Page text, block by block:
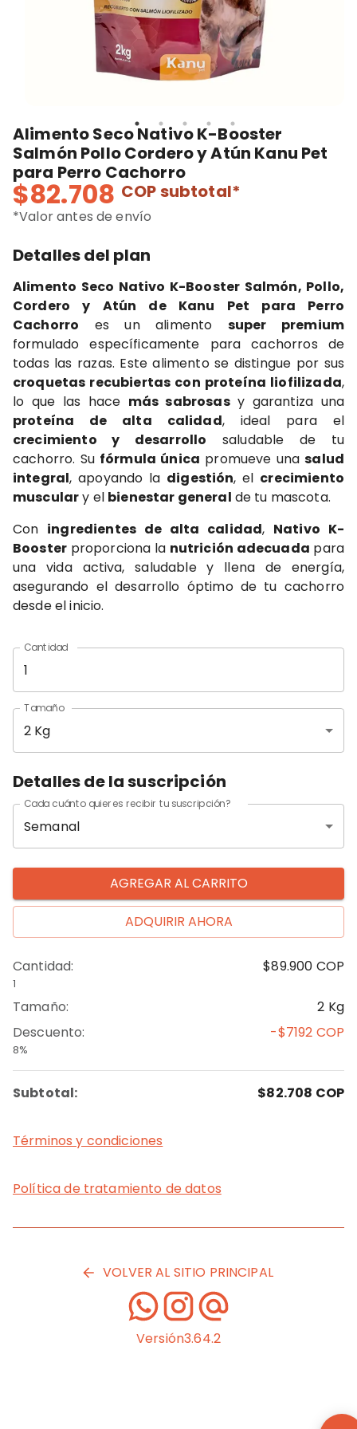
Alimento Seco Nativo K-Booster
Salmón Pollo Cordero y Atún Kanu Pet
para Perro Cachorro
$82.708 COPsubtotal*
*Valor antes de envío
Detalles del plan
Alimento Seco Nativo K-Booster Salmón, Pollo,
Cordero y Atún de Kanu Pet para Perro
Cachorro es un alimento super premium
formulado específicamente para cachorros de
todas las razas. Este alimento se distingue por sus
croquetas recubiertas con proteína liofilizada,
lo que las hace más sabrosasy garantiza una
proteína de alta calidad, ideal para el
crecimiento y desarrollo saludable de tu
cachorro. Su fórmula única promueve unasalud
integral, apoyando la digestión, el crecimiento
musculary el bienestar general de tu mascota.
Con ingredientes de alta calidad, Nativo K-
Booster proporciona la nutrición adecuada para
una vida activa, saludable y llena de energía,
asegurando el desarrollo óptimo de tu cachorro
desde el inicio.
Cantidad
Tamaño
2 Kg
Detalles de la suscripción
Cada cuánto quieres recibir tu suscripción?
Semanal
AGREGAR AL CARRITO
ADQUIRIR AHORA
Cantidad:
1
$89.900 COP
Tamaño:
2 Kg
Descuento:
8%
-$7192 COP
Subtotal: $82.708 COP
Términos y condiciones
Política de tratamiento de datos
VOLVER AL SITIO PRINCIPAL
Versión3.64.2